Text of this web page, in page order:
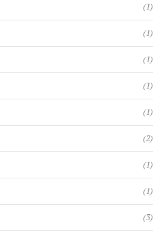
(1)
(1)
(1)
(1)
(1)
(2)
(1)
(1)
(3)